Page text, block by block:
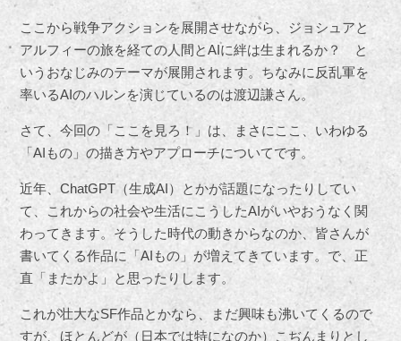
ここから戦争アクションを展開させながら、ジョシュアと
アルフィーの旅を経ての人間とAIに絆は生まれるか？ と
いうおなじみのテーマが展開されます。ちなみに反乱軍を
率いるAIのハルンを演じているのは渡辺謙さん。
さて、今回の「ここを見ろ！」は、まさにここ、いわゆる
「AIもの」の描き方やアプローチについてです。
近年、ChatGPT（生成AI）とかが話題になったりしてい
て、これからの社会や生活にこうしたAIがいやおうなく関
わってきます。そうした時代の動きからなのか、皆さんが
書いてくる作品に「AIもの」が増えてきています。で、正
直「またかよ」と思ったりします。
これが壮大なSF作品とかなら、まだ興味も沸いてくるので
すが、ほとんどが（日本では特になのか）こぢんまりとし